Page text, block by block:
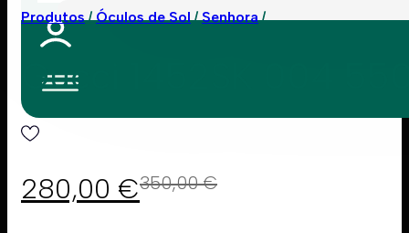
Produtos Óculos de Sol Senhora
Gucci 1452SK 004
350,00€
280,00 €